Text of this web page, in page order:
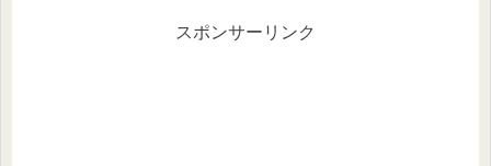
スポンサーリンク